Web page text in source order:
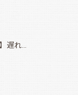
【マグゴル3期生】遅ればせながら